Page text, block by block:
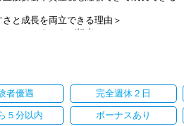
は柔軟に対応
さと成長を両立できる理由＞
はアシスタントが担当
接折衝する機会が豊富
自然と積み上がる環境
い環境＞
者優遇 完全週休２日
５分以内 ボーナスあり